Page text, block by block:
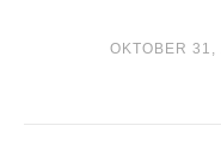
OKTOBER 31,